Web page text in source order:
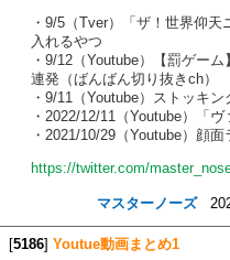
・9/5（Tver）「ザ！世界仰
入れるやつ
・9/12（Youtube）【罰ゲー
連発（ばんばん切り抜きch）
・9/11（Youtube）ストッキ
・2022/12/11（Youtube）「
・2021/10/29（Youtube）顔
https://twitter.com/
マスターノーズ
[5186] Youtue動画まとめ1